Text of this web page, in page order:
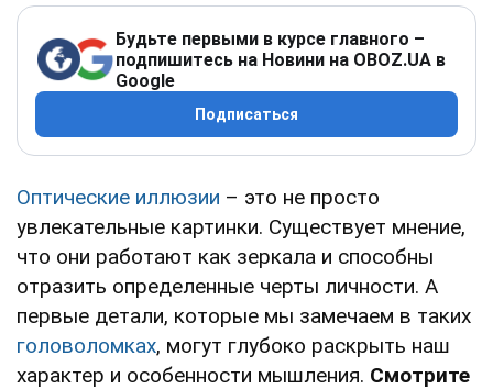
Будьте первыми в курсе главного –
подпишитесь на Новини на OBOZ.UA в
Google
Подписаться
Оптические иллюзии – это не просто
увлекательные картинки. Существует мнение,
что они работают как зеркала и способны
отразить определенные черты личности. А
первые детали, которые мы замечаем в таких
головоломках, могут глубоко раскрыть наш
характер и особенности мышления. Смотрите